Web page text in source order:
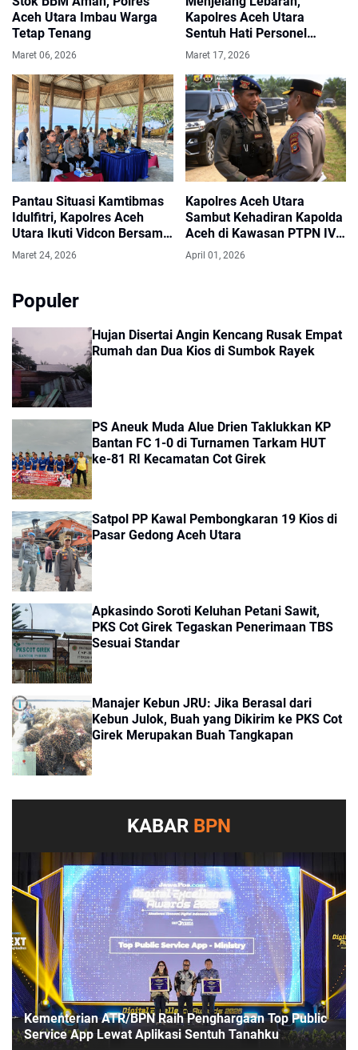
Aceh Utara Imbau Warga
Tetap Tenang
Maret 06, 2026
Kapolres Aceh Utara
Sentuh Hati Personel
dengan Parsel Penuh
Kepedulian
Maret 17, 2026
Pantau Situasi Kamtibmas
Idulfitri, Kapolres Aceh
Utara Ikuti Vidcon Bersama
Kapolri dari Pantai
Maret 24, 2026
Kapolres Aceh Utara
Sambut Kehadiran Kapolda
Aceh di Kawasan PTPN IV
Cot Girek
April 01, 2026
Populer
Hujan Disertai Angin Kencang Rusak Empat
Rumah dan Dua Kios di Sumbok Rayek
PS Aneuk Muda Alue Drien Taklukkan KP
Bantan FC 1-0 di Turnamen Tarkam HUT
ke-81 RI Kecamatan Cot Girek
Satpol PP Kawal Pembongkaran 19 Kios di
Pasar Gedong Aceh Utara
Apkasindo Soroti Keluhan Petani Sawit,
PKS Cot Girek Tegaskan Penerimaan TBS
Sesuai Standar
Manajer Kebun JRU: Jika Berasal dari
Kebun Julok, Buah yang Dikirim ke PKS Cot
Girek Merupakan Buah Tangkapan
KABAR BPN
Kementerian ATR/BPN Raih Penghargaan Top Public
Service App Lewat Aplikasi Sentuh Tanahku